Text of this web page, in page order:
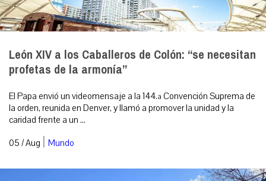
León XIV a los Caballeros de Colón: “se necesitan
profetas de la armonía”
El Papa envió un videomensaje a la 144.ª Convención Suprema de
la orden, reunida en Denver, y llamó a promover la unidad y la
caridad frente a un ...
05 / Aug | Mundo